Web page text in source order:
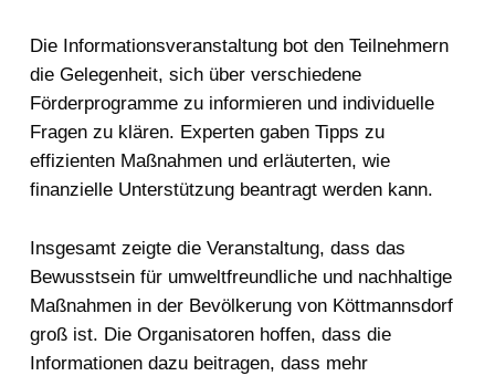
Die Informationsveranstaltung bot den Teilnehmern
die Gelegenheit, sich über verschiedene
Förderprogramme zu informieren und individuelle
Fragen zu klären. Experten gaben Tipps zu
effizienten Maßnahmen und erläuterten, wie
finanzielle Unterstützung beantragt werden kann.
Insgesamt zeigte die Veranstaltung, dass das
Bewusstsein für umweltfreundliche und nachhaltige
Maßnahmen in der Bevölkerung von Köttmannsdorf
groß ist. Die Organisatoren hoffen, dass die
Informationen dazu beitragen, dass mehr